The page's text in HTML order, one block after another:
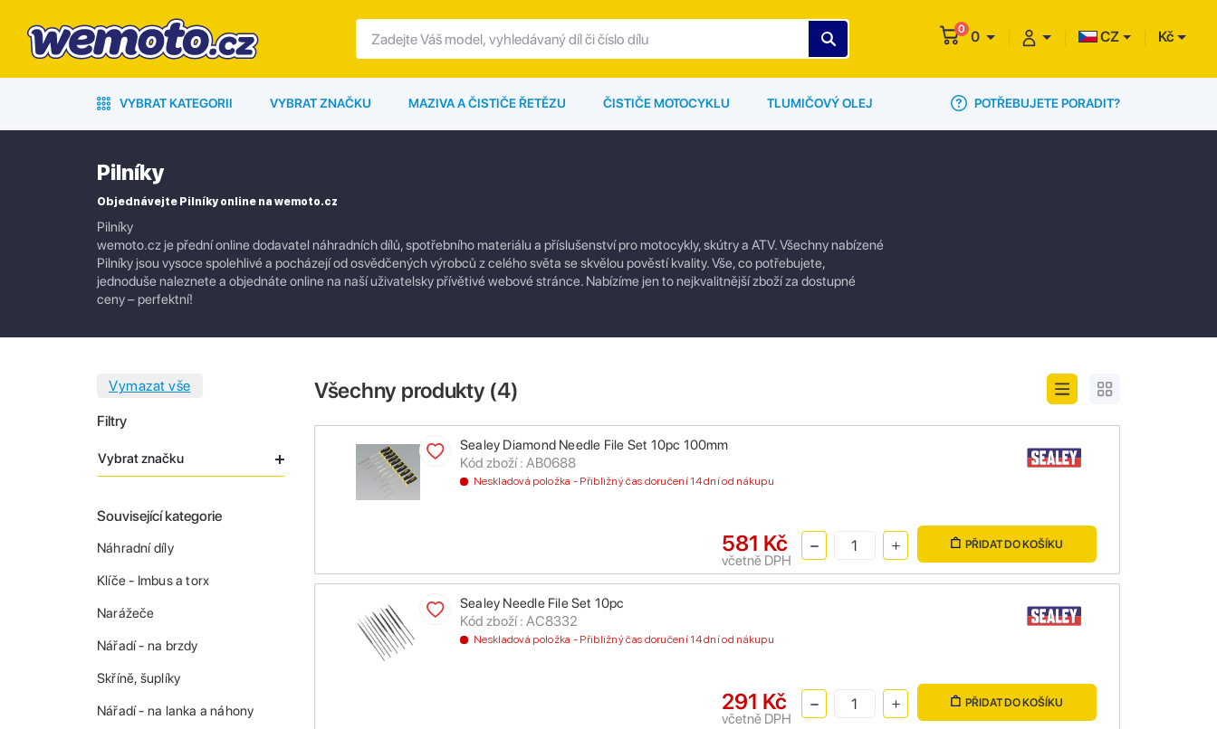
0 0 CZ Kč
VYBRAT KATEGORII VYBRAT ZNAČKU MAZIVA A ČISTIČE ŘETĚZU ČISTIČE MOTOCYKLU TLUMIČOVÝ OLEJ POTŘEBUJETE PORADIT?
Pilníky
Objednávejte Pilníky online na wemoto.cz
Pilníky
wemoto.cz je přední online dodavatel náhradních dílů, spotřebního materiálu a příslušenství pro motocykly, skútry a ATV. Všechny nabízené
Pilníky jsou vysoce spolehlivé a pocházejí od osvědčených výrobců z celého světa se skvělou pověstí kvality. Vše, co potřebujete,
jednoduše naleznete a objednáte online na naší uživatelsky přívětivé webové stránce. Nabízíme jen to nejkvalitnější zboží za dostupné
ceny – perfektní!
Filtry
Vybrat značku
Související kategorie
Náhradní díly
Klíče - Imbus a torx
Narážeče
Nářadí - na brzdy
Skříně, šuplíky
Nářadí - na lanka a náhony
Všechny produkty (4)
Sealey Diamond Needle File Set 10pc 100mm
Kód zboží : AB0688
Neskladová položka - Přibližný čas doručení 14 dní od nákupu
581 Kč
včetně DPH
PŘIDAT DO KOŠÍKU
Sealey Needle File Set 10pc
Kód zboží : AC8332
Neskladová položka - Přibližný čas doručení 14 dní od nákupu
291 Kč
včetně DPH
PŘIDAT DO KOŠÍKU